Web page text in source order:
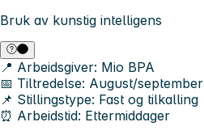
Bruk av kunstig intelligens
📍 Arbeidsgiver: Mio BPA
📅 Tiltredelse: August/september
📌 Stillingstype: Fast og tilkalling
⏰ Arbeidstid: Ettermiddager